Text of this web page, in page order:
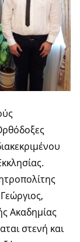
Ακαδημίας
στενή και